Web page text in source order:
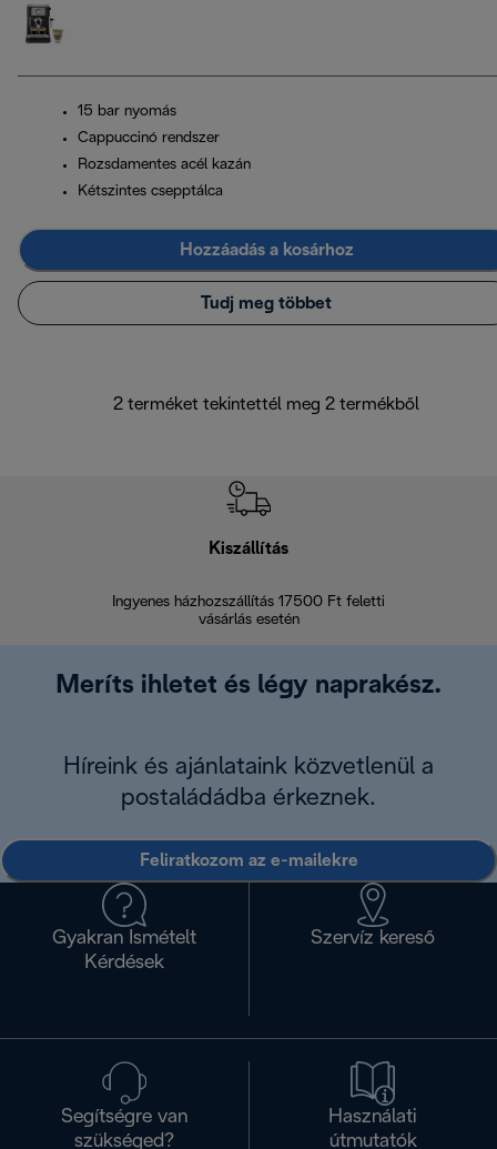
15 bar nyomás
Cappuccinó rendszer
Rozsdamentes acél kazán
Kétszintes csepptálca
Hozzáadás a kosárhoz
Tudj meg többet
2 terméket tekintettél meg 2 termékből
Kiszállítás
Ingyenes házhozszállítás 17500 Ft feletti
vásárlás esetén
Meríts ihletet és légy naprakész.
Híreink és ajánlataink közvetlenül a
postaládádba érkeznek.
Feliratkozom az e-mailekre
Gyakran Ismételt
Kérdések
Szervíz kereső
Segítségre van
szükséged?
Használati
útmutatók